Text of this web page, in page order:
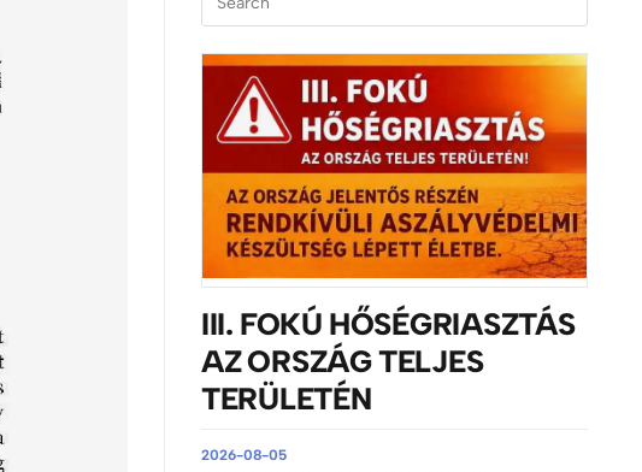
III. FOKÚ HŐSÉGRIASZTÁS
AZ ORSZÁG TELJES
TERÜLETÉN
2026-08-05